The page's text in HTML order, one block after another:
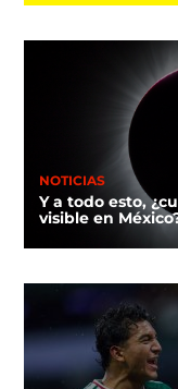
NOTICIAS
Y a todo esto,
visible en